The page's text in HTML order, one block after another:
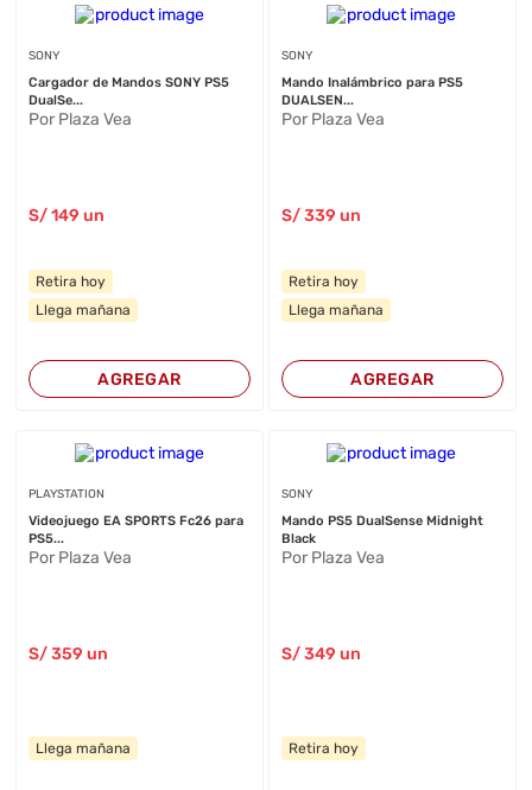
SONY
Cargador de Mandos SONY PS5
DualSe...
Por Plaza Vea
S/149 un
Retira hoy
Llega mañana
AGREGAR
SONY
Mando Inalámbrico para PS5
DUALSEN...
Por Plaza Vea
S/339 un
Retira hoy
Llega mañana
AGREGAR
PLAYSTATION
Videojuego EA SPORTS Fc26 para
PS5...
Por Plaza Vea
S/359 un
Llega mañana
SONY
Mando PS5 DualSense Midnight
Black
Por Plaza Vea
S/349 un
Retira hoy